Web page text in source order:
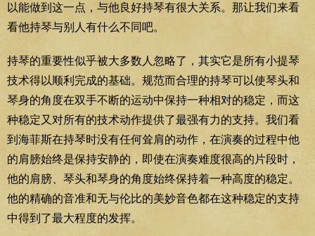
以能做到这一点，与他良好持琴有很大关系。那让我们来看
看他持琴与别人有什么不同吧。
持琴的重要性似乎被大多数人忽略了，其实它是所有小提琴
技术得以顺利完成的基础。规范而合理的持琴可以使琴头和
琴身的角度在双手不断的运动中保持一种相对的稳定，而这
种稳定又对所有的技术动作提供了最强有力的支持。我们看
到海菲斯在持琴时没有任何耸肩的动作，在演奏的过程中他
的肩膀始终是保持安静的，即使在演奏难度很高的片段时，
他的肩膀、琴头和琴身的角度始终保持着一种高度的稳定。
他的精确的音准和无与伦比的美妙音色都在这种稳定的支持
中得到了最大程度的发挥。